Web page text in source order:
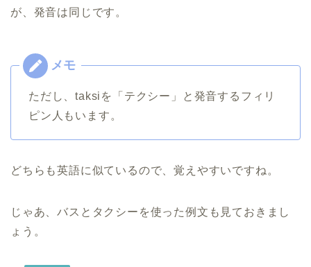
が、発音は同じです。
ただし、taksiを「テクシー」と発音するフィリ
ピン人もいます。
どちらも英語に似ているので、覚えやすいですね。
じゃあ、バスとタクシーを使った例文も見ておきまし
ょう。